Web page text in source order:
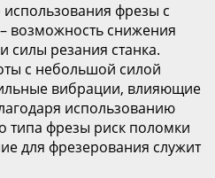
фрезы с
возможность снижения
резания станка.
с небольшой силой
вибрации, влияющие
использованию
типа фрезы риск поломки
для фрезерования служит